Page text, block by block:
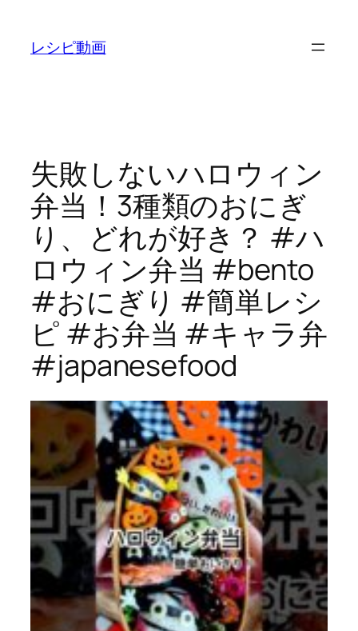
レシピ動画
失敗しないハロウィン
弁当！3種類のおにぎ
り、どれが好き？ #ハ
ロウィン弁当 #bento
#おにぎり #簡単レシ
ピ #お弁当 #キャラ弁
#japanesefood